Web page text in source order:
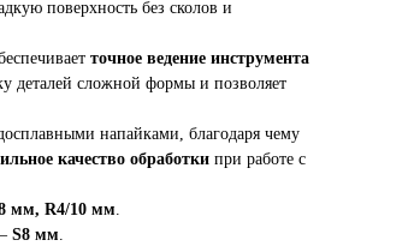
поверхность без сколов и
точное ведение инструмента
деталей сложной формы и позволяет
напайками, благодаря чему
качество обработки при работе с
мм, R4/10 мм
S8 мм